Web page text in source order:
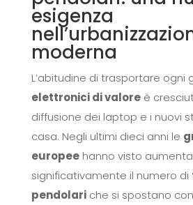
esigenza
moderna
L’abitudine di trasportare ogni
elettronici di valoreè
diffusione dei laptop e i nuovi
casa. Negli ultimi dieci anni le
europeehanno visto
significativamente il numero di
pendolariche si spostano